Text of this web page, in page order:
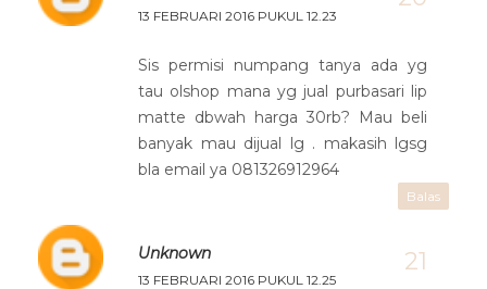
13 FEBRUARI 2016 PUKUL 12.23
Sis permisi numpang tanya ada yg
tau olshop mana yg jual purbasari lip
matte dbwah harga 30rb? Mau beli
banyak mau dijual lg . makasih lgsg
bla email ya 081326912964
Balas
Unknown
13 FEBRUARI 2016 PUKUL 12.25